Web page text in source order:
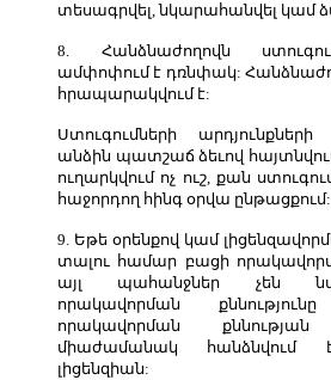
տեսագրվել, նկարահանվել կամ
8. Հանձնաժողովն
ամփոփում է դռնփակ:
հրապարակվում է:
Ստուգումների
անձին պատշաճ ձեւով
ուղարկվում ոչ ուշ, քան
հաջորդող հինգ օրվա ընթացքում:
9. Եթե օրենքով կամ
տալու համար բացի
այլ պահանջներ չեն
որակավորման
որակավորման
միաժամանակ
լիցենզիան: